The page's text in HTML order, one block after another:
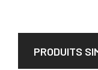
PRODUITS